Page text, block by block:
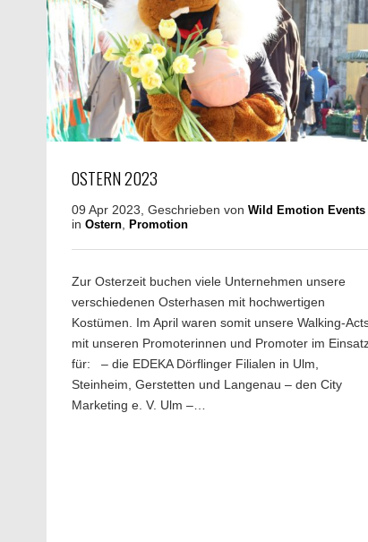
OSTERN 2023
09 Apr 2023, Geschrieben von Wild Emotion Events
in Ostern Promotion
Zur Osterzeit buchen viele Unternehmen unsere
verschiedenen Osterhasen mit hochwertigen
Kostümen. Im April waren somit unsere Walking-
mit unseren Promoterinnen und Promoter im
für: – die EDEKA Dörflinger Filialen in Ulm,
Steinheim, Gerstetten und Langenau – den City
Marketing e. V. Ulm –…